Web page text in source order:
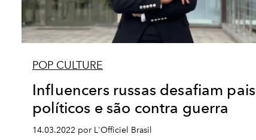
POP CULTURE
Influencers russas desafiam pais
políticos e são contra guerra
14.03.2022 por L'Officiel Brasil